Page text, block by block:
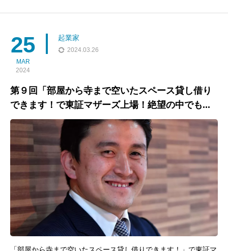
deplume」を創刊し、TikT
25
MAR
2024
起業家
2024.03.26
第９回「部屋から寺まで空いたスペース貸し借り
できます！で東証マザーズ上場！絶望の中でも...